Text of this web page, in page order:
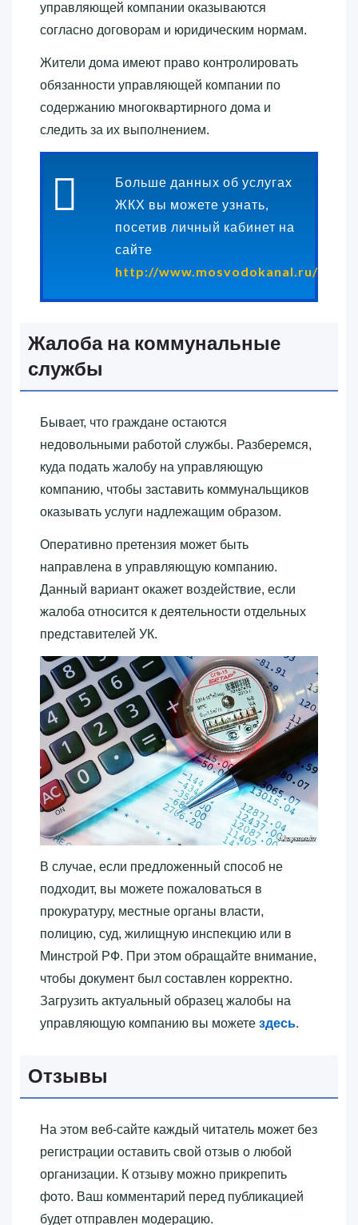
управляющей компании оказываются
согласно договорам и юридическим нормам.
Жители дома имеют право контролировать
обязанности управляющей компании по
содержанию многоквартирного дома и
следить за их выполнением.
Больше данных об услугах
ЖКХ вы можете узнать,
посетив личный кабинет на
сайте
http://www.mosvodokanal.ru/
Жалоба на коммунальные
службы
Бывает, что граждане остаются
недовольными работой службы. Разберемся,
куда подать жалобу на управляющую
компанию, чтобы заставить коммунальщиков
оказывать услуги надлежащим образом.
Оперативно претензия может быть
направлена в управляющую компанию.
Данный вариант окажет воздействие, если
жалоба относится к деятельности отдельных
представителей УК.
В случае, если предложенный способ не
подходит, вы можете пожаловаться в
прокуратуру, местные органы власти,
полицию, суд, жилищную инспекцию или в
Минстрой РФ. При этом обращайте внимание,
чтобы документ был составлен корректно.
Загрузить актуальный образец жалобы на
управляющую компанию вы можете здесь.
Отзывы
На этом веб-сайте каждый читатель может без
регистрации оставить свой отзыв о любой
организации. К отзыву можно прикрепить
фото. Ваш комментарий перед публикацией
будет отправлен модерацию.